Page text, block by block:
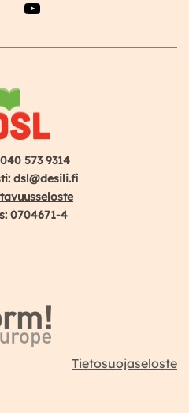
573 9314
dsl@desili.fi
0704671-4
Tietosuojaseloste